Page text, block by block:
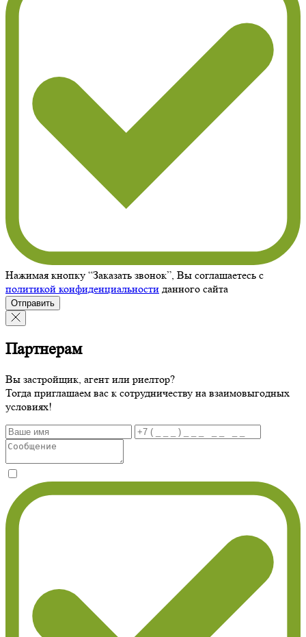
Нажимая кнопку “Заказать звонок”, Вы соглашаетесь с
политикой конфиденциальности данного сайта
Отправить
Партнерам
Вы застройщик, агент или риелтор?
Тогда приглашаем вас к сотрудничеству на взаимовыгодных
условиях!